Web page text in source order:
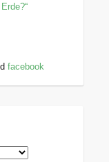
facebook